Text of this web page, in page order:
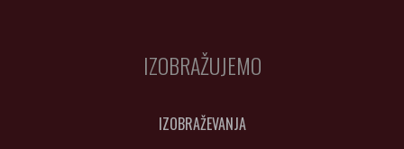
IZOBRAŽUJEMO
IZOBRAŽEVANJA